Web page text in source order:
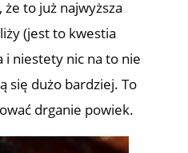
to już najwyższa
(jest to kwestia
i niestety nic na to nie
się dużo bardziej. To
drganie powiek.